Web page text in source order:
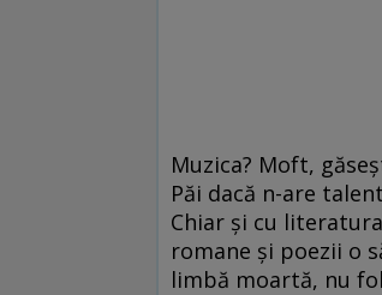
Muzica? Moft,
Păi dacă n-are
Chiar şi cu
romane şi poezii o
limbă moartă, nu